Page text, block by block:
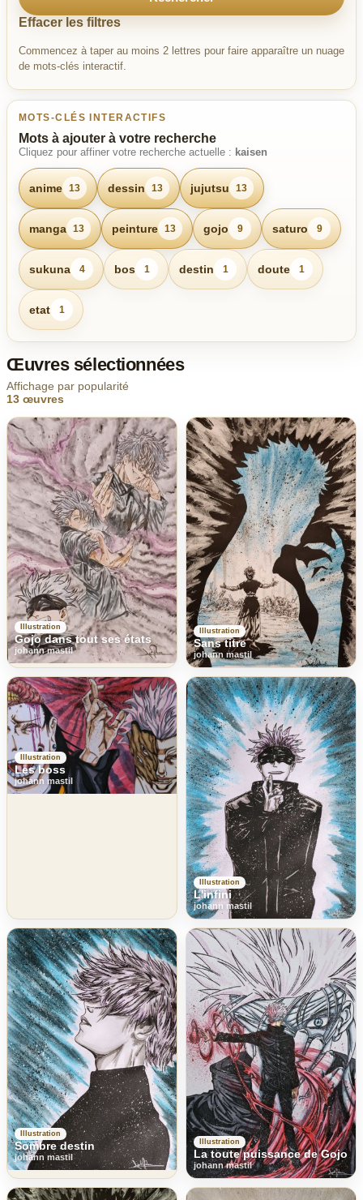
Effacer les filtres
Commencez à taper au moins 2 lettres pour faire apparaître un nuage
de mots-clés interactif.
MOTS-CLÉS INTERACTIFS
Mots à ajouter à votre recherche
Cliquez pour affiner votre recherche actuelle : kaisen
anime 13 dessin 13 jujutsu 13
manga 13 peinture 13 gojo 9 saturo 9
sukuna 4 bos 1 destin 1 doute 1
etat 1
Œuvres sélectionnées
Affichage par popularité
13 œuvres
Illustration
Gojo dans tout ses états
johann mastil
Illustration
Sans titre
johann mastil
Illustration
Les boss
johann mastil
Illustration
L'infini
johann mastil
Illustration
Sombre destin
johann mastil
Illustration
La toute puissance de Gojo
johann mastil